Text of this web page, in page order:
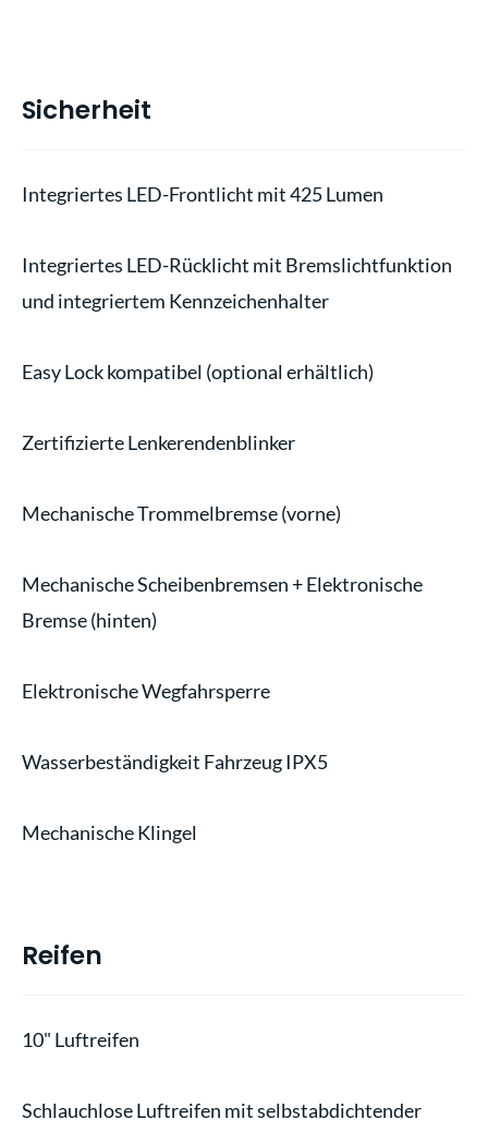
Sicherheit
Integriertes LED-Frontlicht mit 425 Lumen
Integriertes LED-Rücklicht mit Bremslichtfunktion
und integriertem Kennzeichenhalter
Easy Lock kompatibel (optional erhältlich)
Zertifizierte Lenkerendenblinker
Mechanische Trommelbremse (vorne)
Mechanische Scheibenbremsen + Elektronische
Bremse (hinten)
Elektronische Wegfahrsperre
Wasserbeständigkeit Fahrzeug IPX5
Mechanische Klingel
Reifen
10" Luftreifen
Schlauchlose Luftreifen mit selbstabdichtender